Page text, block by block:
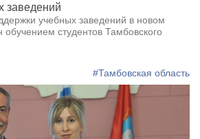
заведений
учебных заведений в новом
студентов Тамбовского
#Тамбовская область